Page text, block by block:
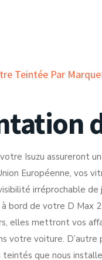
Teintée Par
Isuzu assureront
Européenne, vos
irréprochable
bord de votre D Max
elles mettront vos
votre voiture.
que nous